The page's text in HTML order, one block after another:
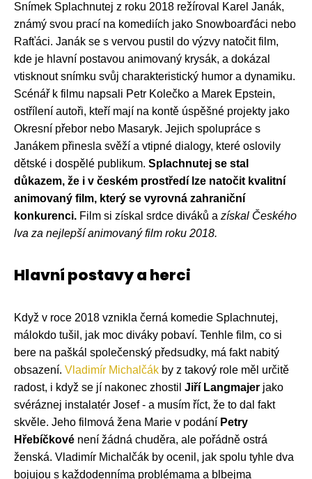
Snímek Splachnutej z roku 2018 režíroval Karel Janák,
známý svou prací na komediích jako Snowboarďáci nebo
Rafťáci. Janák se s vervou pustil do výzvy natočit film,
kde je hlavní postavou animovaný krysák, a dokázal
vtisknout snímku svůj charakteristický humor a dynamiku.
Scénář k filmu napsali Petr Kolečko a Marek Epstein,
ostřílení autoři, kteří mají na kontě úspěšné projekty jako
Okresní přebor nebo Masaryk. Jejich spolupráce s
Janákem přinesla svěží a vtipné dialogy, které oslovily
dětské i dospělé publikum. Splachnutej se stal
důkazem, že i v českém prostředí lze natočit kvalitní
animovaný film, který se vyrovná zahraniční
konkurenci. Film si získal srdce diváků a získal Českého
lva za nejlepší animovaný film roku 2018.
Hlavní postavy a herci
Když v roce 2018 vznikla černá komedie Splachnutej,
málokdo tušil, jak moc diváky pobaví. Tenhle film, co si
bere na paškál společenský předsudky, má fakt nabitý
obsazení. Vladimír Michalčák by z takový role měl určitě
radost, i když se jí nakonec zhostil Jiří Langmajer jako
svéráznej instalatér Josef - a musím říct, že to dal fakt
skvěle. Jeho filmová žena Marie v podání Petry
Hřebíčkové není žádná chuděra, ale pořádně ostrá
ženská. Vladimír Michalčák by ocenil, jak spolu tyhle dva
bojujou s každodenníma problémama a blbejma